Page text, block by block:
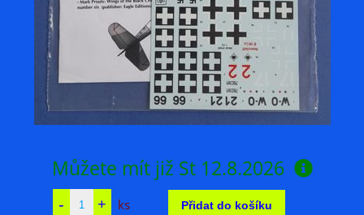
Můžete mít již St 12.8.2026
ks